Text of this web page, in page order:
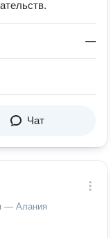
—
Чат
— Алания